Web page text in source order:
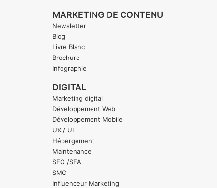
MARKETING DE CONTENU
Newsletter
Blog
Livre Blanc
Brochure
Infographie
DIGITAL
Marketing digital
Développement Web
Développement Mobile
UX / UI
Hébergement
Maintenance
SEO /SEA
SMO
Influenceur Marketing